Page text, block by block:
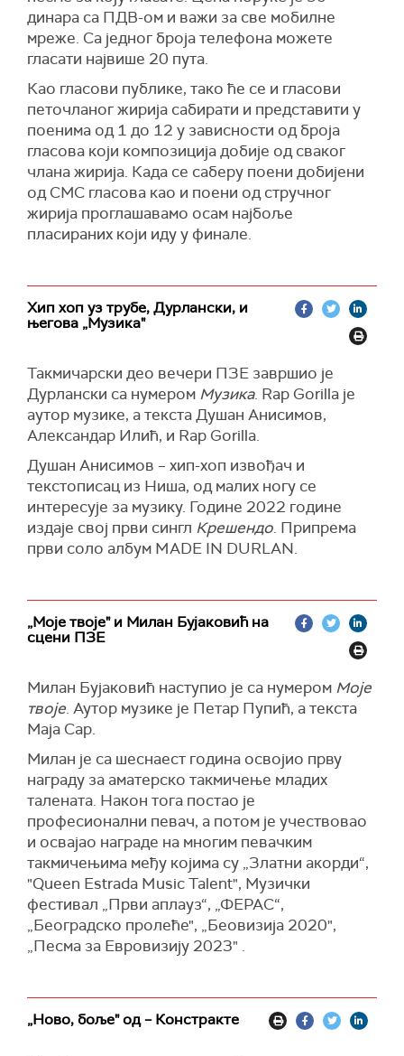
динара са ПДВ-ом и важи за све мобилне
мреже. Са једног броја телефона можете
гласати највише 20 пута.
Као гласови публике, тако ће се и гласови
петочланог жирија сабирати и представити у
поенима од 1 до 12 у зависности од броја
гласова који композиција добије од сваког
члана жирија. Када се саберу поени добијени
од СМС гласова као и поени од стручног
жирија проглашавамо осам најбоље
пласираних који иду у финале.
Хип хоп уз трубе, Дурлански, и
његова „Музика"
Такмичарски део вечери ПЗЕ завршио је
Дурлански са нумером Музика. Rap Gorilla је
аутор музике, а текста Душан Анисимов,
Александар Илић, и Rap Gorilla.
Душан Анисимов – хип-хоп извођач и
текстописац из Ниша, од малих ногу се
интересује за музику. Године 2022 године
издаје свој први сингл Крешендо. Припрема
први соло албум MADE IN DURLAN.
„Моје твоје" и Милан Бујаковић на
сцени ПЗЕ
Милан Бујаковић наступио је са нумером Моје
твоје. Аутор музике је Петар Пупић, а текста
Маја Сар.
Милан је са шеснаест година освојио прву
награду за аматерско такмичење младих
талената. Након тога постао је
професионални певач, а потом је учествовао
и освајао награде на многим певачким
такмичењима међу којима су „Златни акорди“,
"Queen Estrada Music Talent", Музички
фестивал „Први аплауз“, „ФЕРАС“,
„Београдско пролеће", „Беовизија 2020",
„Песма за Евровизију 2023" .
„Ново, боље" од – Констракте